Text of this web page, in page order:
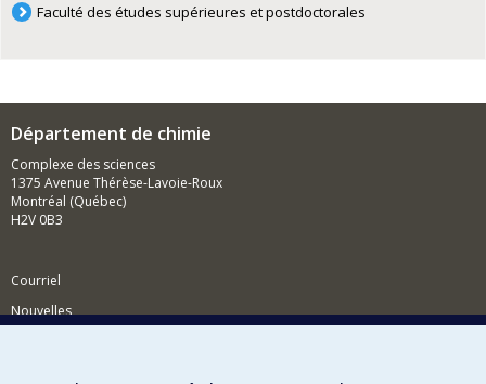
Faculté des études supérieures et postdoctorales
Département de chimie
Complexe des sciences
1375 Avenue Thérèse-Lavoie-Roux
Montréal (Québec)
H2V 0B3
Courriel
Nouvelles